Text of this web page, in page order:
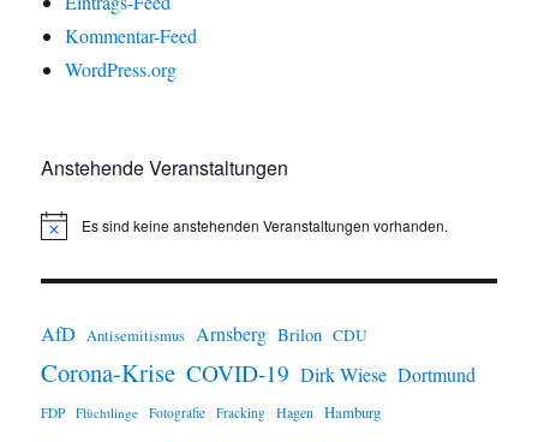
Kommentar-Feed
WordPress.org
Anstehende Veranstaltungen
H
w
s
Es sind keine anstehenden Veranstaltungen vorhanden.
AfD Antisemitismus Arnsberg Brilon CDU
Corona-Krise COVID-19 Dirk Wiese Dortmund
FDP Flüchtlinge Fotografie Fracking Hagen Hamburg